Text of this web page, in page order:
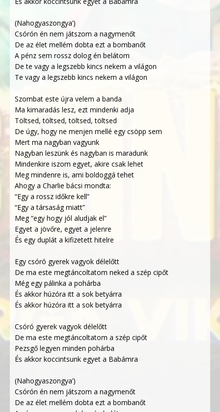
(Nahogyaszongya’)
Csórón én nem játszom a nagymenőt
De az élet mellém dobta ezt a bombanőt
A pénz sem rossz dolog én belátom
De te vagy a legszebb kincs nekem a világon
Te vagy a legszebb kincs nekem a világon
Szombat este újra velem a banda
Ma kimaradás lesz, ezt mindenki adja
Töltsed, töltsed, töltsed, töltsed
De úgy, hogy ne menjen mellé egy csöpp sem
Mert ma nagyban vagyunk
Nagyban leszünk és nagyban is maradunk
Mindenkire iszom egyet, akire csak lehet
Meg mindenre is, ami boldoggá tehet
Ahogy a Charlie bácsi mondta:
“Egy a rossz időkre kell”
“Egy a társaság miatt”
Meg “egy hogy jól aludjak el”
Egyet a jövőre, egyet a jelenre
És egy duplát a kifizetett hitelre
Egy csóró gyerek vagyok délelőtt
De ma este megtáncoltatom neked a szép cipőt
Még egy pálinka a pohárba
És akkor húzóra itt a sok betyárra
És akkor húzóra itt a sok betyárra
Csóró gyerek vagyok délelőtt
De ma este megtáncoltatom a szép cipőt
Pezsgő legyen minden pohárba
És akkor koccintsunk egyet a Babámra
(Nahogyaszongya’)
Csórón én nem játszom a nagymenőt
De az élet mellém dobta ezt a bombanőt